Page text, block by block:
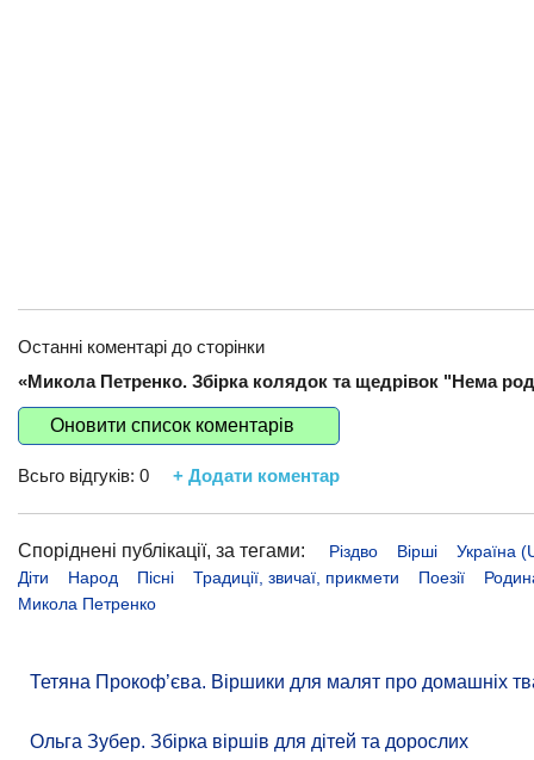
Останні коментарі до сторінки
«Микола Петренко. Збірка колядок та щедрівок "Нема
Оновити список коментарів
Всьго відгуків: 0 + Додати коментар
Споріднені публікації, за тегами: Різдво Вірші
Україна
Діти
Народ Пісні Традиції, звичаї, прикмети Поезії
Микола Петренко
Тетяна Прокоф’єва. Віршики для малят про домашніх
Ольга Зубер. Збірка віршів для дітей та дорослих